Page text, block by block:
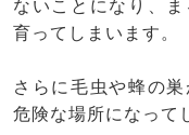
ないことになり、
育ってしまいます。
さらに毛虫や蜂の
危険な場所になって